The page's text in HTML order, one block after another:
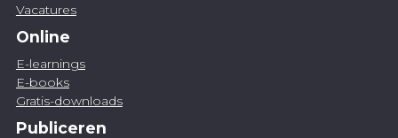
Vacatures
Online
E-learnings
E-books
Gratis-downloads
Publiceren